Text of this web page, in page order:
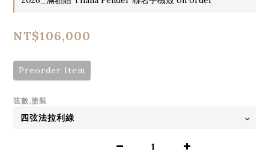
NT$106,000
Preorder Item
弦數,塗裝